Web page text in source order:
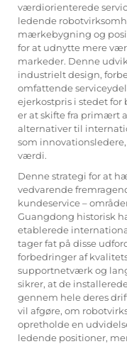
værdiorienterede
ledende
mærkebygning og
for at udnytte mere
markeder. Denne
industrielt design,
omfattende
ejerkostpris i stedet
er at skifte fra primært
alternativer til
som
værdi.
Denne strategi for at
vedvarende
kundeservice –
Guangdong historisk
etablerede
tager fat på disse
forbedringer af
supportnetværk og
sikrer, at de
gennem hele deres
vil afgøre, om
opretholde en
ledende positioner,